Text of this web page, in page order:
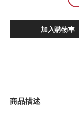
加入購物車
商品描述